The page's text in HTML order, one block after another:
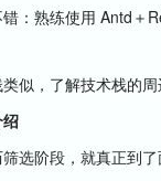
熟练使用 Antd＋
，了解技术栈的周
阶段，就真正到了